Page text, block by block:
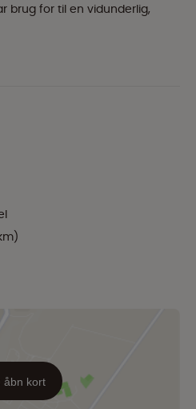
brug for til en vidunderlig,
åbn kort